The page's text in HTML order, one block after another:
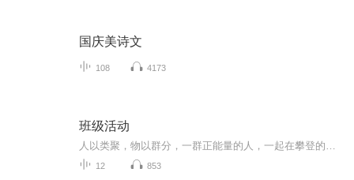
国庆美诗文
108 4173
班级活动
12 853